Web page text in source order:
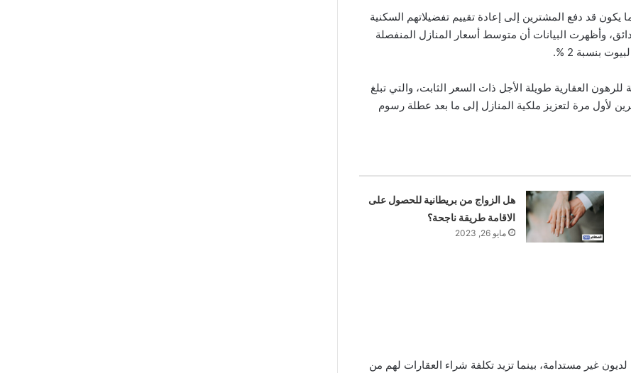
قد دفع المشترين إلى إعادة تقييم تفضيلاتهم السكنية
وأظهرت البيانات أن متوسط ​​أسعار المنازل المنفصلة
العقارية طويلة الأجل ذات السعر الثابت، والتي تبلغ
لأول مرة لتعزيز ملكية المنازل إلى ما بعد عطلة رسوم
هل الزواج من بريطانية للحصول على
الاقامة طريقة ناجحة؟
مايو 26, 2023
غير مستدامة، بينما تزيد تكلفة شراء العقارات لهم من